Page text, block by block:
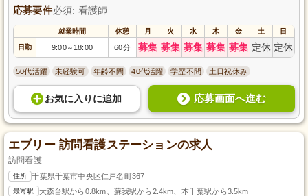
応募要件必須: 看護師
就業時間 休憩 月 火 水 木 金 土 日
日勤 9:00～ 18:00 60分 募集 募集 募集 募集 募集 定休 定休
50代活躍 未経験可 年齢不問 40代活躍 学歴不問 土日祝休み
お気に入り に追加 応募画面へ進む
エブリー 訪問看護ステーションの求人
訪問看護
住所 千葉県千葉市中央区仁戸名町367
最寄駅 大森台駅から0.8km、蘇我駅から2.4km、本千葉駅から3.5km